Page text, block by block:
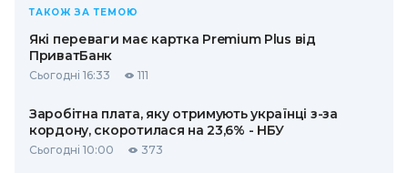
ТАКОЖ ЗА ТЕМОЮ
Які переваги має картка Premium Plus від
ПриватБанк
Сьогодні 16:33 111
Заробітна плата, яку отримують українці з-за
кордону, скоротилася на 23,6% - НБУ
Сьогодні 10:00 373